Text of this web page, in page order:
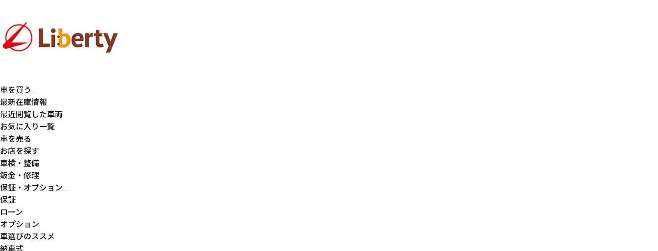
車を買う
最新在庫情報
最近閲覧した車両
お気に入り一覧
車を売る
お店を探す
車検・整備
鈑金・修理
保証・オプション
保証
ローン
オプション
車選びのススメ
納車式